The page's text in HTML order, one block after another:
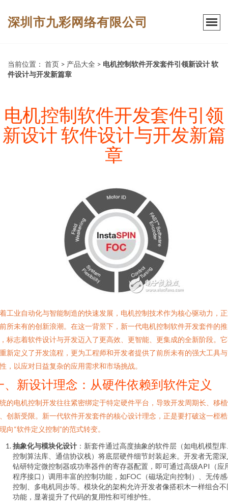
深圳市九彩网络有限公司
当前位置： 首页 > 产品大全 > 电机控制软件开发套件引领新设计 软
件设计与开发新篇章
电机控制软件开发套件引领
新设计 软件设计与开发新篇
章
工业自动化与智能制造的快速发展，电机控制技术作为核心驱动力，
所未有的创新浪潮。在这一背景下，新一代电机控制软件开发套件的推
标志着软件设计与开发迈入了更高效、更智能、更集成的全新阶段。
新定义了开发流程，更为工程师和开发者提供了前所未有的强大工具
，以应对日益复杂的应用需求和市场挑战。
、新设计理念：从硬件依赖到软件定义
的电机控制开发往往紧密绑定于特定硬件平台，导致开发周期长、移
创新受限。新一代软件开发套件的核心设计理念，正是要打破这一桎
向“软件定义控制”的范式转变。
抽象化与模块化设计 ：新套件通过高度抽象的软件层（如电机模型
控制算法库、通信协议栈）将底层硬件细节封装起来。开发者无需深
钻研特定微控制器或功率器件的寄存器配置，即可通过高级API（应
程序接口）调用丰富的控制功能，如FOC（磁场定向控制）、无传
控制、多电机同步等。模块化的架构允许开发者像搭积木一样组合不
功能，显著提升了代码的复用性和可维护性。